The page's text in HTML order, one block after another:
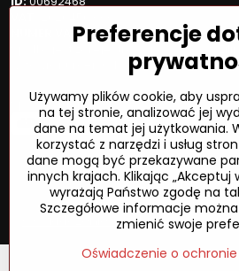
NUMER VAT:SK202045333
Spółka jest zarejestrowana w OR OS
Sposób płatności
©2026 Prawa
Preferencje dotyczące
Oświadczenie o ochronie
Preferencje
Używamy plików cookie, aby
na tej stronie, analizować jej
dane na temat jej użytkowania.
korzystać z narzędzi i usług
dane mogą być przekazywane
innych krajach. Klikając „Akceptuj
wyrażają Państwo zgodę na
Szczegółowe informacje
zmienić swoje
Oświadczenie o